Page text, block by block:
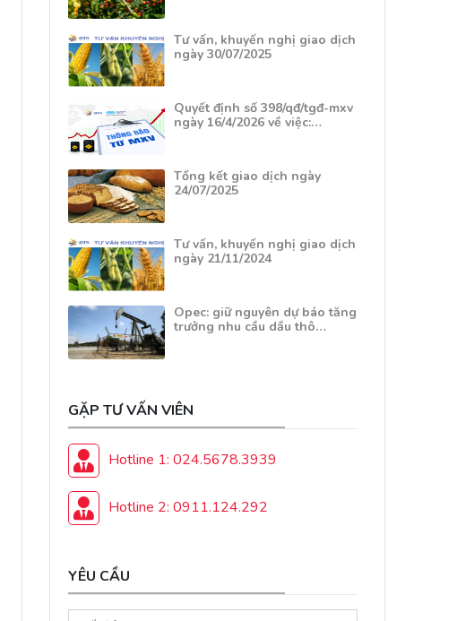
Tư vấn, khuyến nghị giao dịch
ngày 30/07/2025
Quyết định số 398/qđ/tgđ-mxv
ngày 16/4/2026 về việc:…
Tổng kết giao dịch ngày
24/07/2025
Tư vấn, khuyến nghị giao dịch
ngày 21/11/2024
Opec: giữ nguyên dự báo tăng
trưởng nhu cầu dầu thô…
GẶP TƯ VẤN VIÊN
Hotline 1: 024.5678.3939
Hotline 2: 0911.124.292
YÊU CẦU